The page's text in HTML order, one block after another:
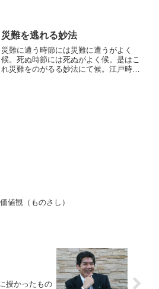
災難を逃れる妙法
災難に遭う時節には災難に遭うがよく
候。死ぬ時節には死ぬがよく候。是はこ
れ災難をのがるる妙法にて候。江戸時代
価値観（ものさし）
授かったもの